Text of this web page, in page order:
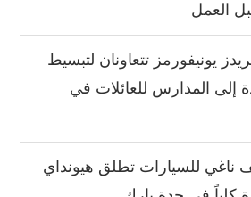
العمل
يونيفورمز تتعاونان لتبسيط
إلى المدارس للعائلات في
للسيارات تطلق هيونداي